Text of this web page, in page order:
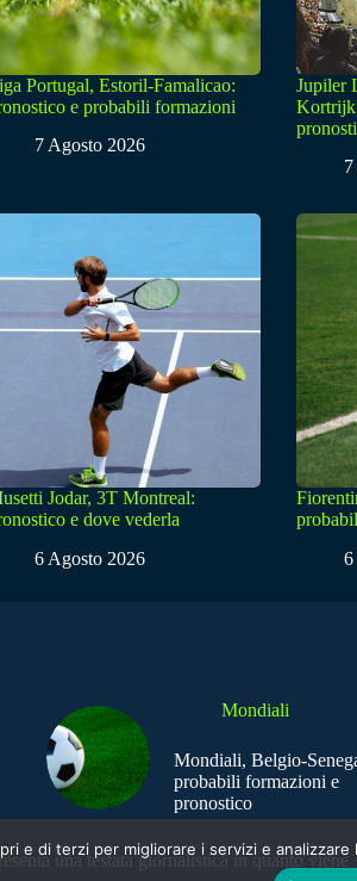
Portugal, Estoril-Famalicao:
e probabili formazioni
7 Agosto 2026
Jupiler
Jodar, 3T Montreal:
e dove vederla
6 Agosto 2026
6
Mondiali
Mondiali, Belgio-
probabili formazioni e
pronostico
una testata giornalistica in quanto viene
e di terzi per migliorare i servizi e